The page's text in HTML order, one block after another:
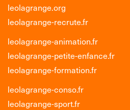
leolagrange.org
leolagrange-recrute.fr
leolagrange-animation.fr
leolagrange-petite-enfance.fr
leolagrange-formation.fr
leolagrange-conso.fr
leolagrange-sport.fr